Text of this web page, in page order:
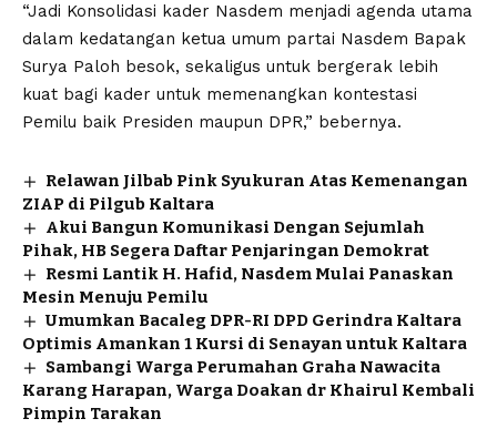
“Jadi Konsolidasi kader Nasdem menjadi agenda utama
dalam kedatangan ketua umum partai Nasdem Bapak
Surya Paloh besok, sekaligus untuk bergerak lebih
kuat bagi kader untuk memenangkan kontestasi
Pemilu baik Presiden maupun DPR,” bebernya.
Relawan Jilbab Pink Syukuran Atas Kemenangan
ZIAP di Pilgub Kaltara
Akui Bangun Komunikasi Dengan Sejumlah
Pihak, HB Segera Daftar Penjaringan Demokrat
Resmi Lantik H. Hafid, Nasdem Mulai Panaskan
Mesin Menuju Pemilu
Umumkan Bacaleg DPR-RI DPD Gerindra Kaltara
Optimis Amankan 1 Kursi di Senayan untuk Kaltara
Sambangi Warga Perumahan Graha Nawacita
Karang Harapan, Warga Doakan dr Khairul Kembali
Pimpin Tarakan